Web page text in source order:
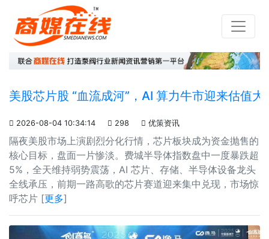
美股芯片股 “血流成河”，AI 算力牛市迎来估值大
 2026-08-04 10:34:14  298  优策资讯
隔夜美股市场上演剧烈分化行情，芯片板块成为资金抛售的
核心目标，盘面一片惨淡。费城半导体指数盘中一度暴跌超
5%，全天维持弱势震荡，AI 芯片、存储、半导体设备龙头
全线承压，前期一路高歌的芯片赛道迎来集中兑现，市场惊
呼芯片 [更多]